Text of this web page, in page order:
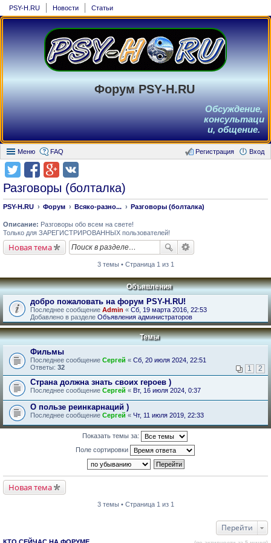
PSY-H.RU Новости Статьи
Форум PSY-H.RU
Обсуждение,
консультаци
и, общение.
Меню FAQ Вход
Регистрация
Разговоры (болталка)
PSY-H.RU Форум Всяко-разно... Разговоры (болталка)
Описание: Разговоры обо всем на свете!
Только для ЗАРЕГИСТРИРОВАННЫХ пользователей!
Новая тема
3 темы • Страница 1 из 1
Объявления
добро пожаловать на форум PSY-H.RU!
Последнее сообщение Admin « Сб, 19 марта 2016, 22:53
Добавлено в разделе Объявления администраторов
Темы
Фильмы
Последнее сообщение Сергей « Сб, 20 июля 2024, 22:51
Ответы: 32 1 2
Страна должна знать своих героев )
Последнее сообщение Сергей « Вт, 16 июля 2024, 0:37
О пользе реинкарнаций )
Последнее сообщение Сергей « Чт, 11 июля 2019, 22:33
Показать темы за:
Поле сортировки
Новая тема
3 темы • Страница 1 из 1
Перейти